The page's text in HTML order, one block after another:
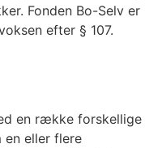
Fonden Bo-Selv er
efter § 107.
en række forskellige
eller flere